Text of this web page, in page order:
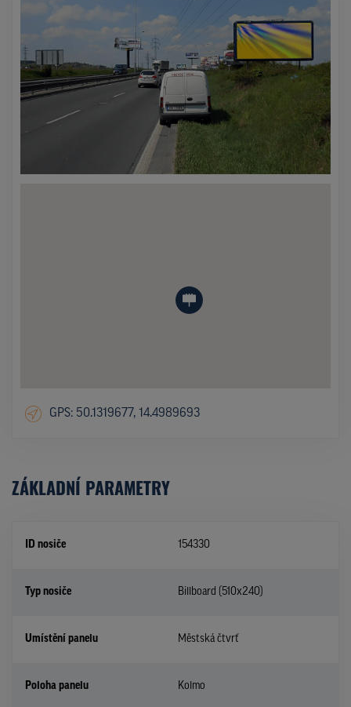
GPS: 50.1319677, 14.4989693
ZÁKLADNÍ PARAMETRY
ID nosiče 154330
Typ nosiče Billboard (510x240)
Umístění panelu Městská čtvrť
Poloha panelu Kolmo